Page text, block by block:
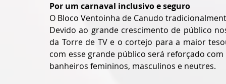
Por um carnaval inclusivo e seguro
O Bloco Ventoinha de Canudo
Devido ao grande crescimento de público
da Torre de TV e o cortejo para a maior
com esse grande público será reforçado
banheiros femininos, masculinos e neutres.